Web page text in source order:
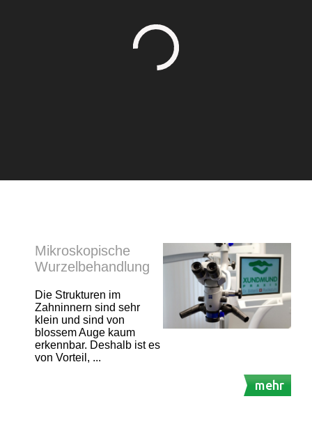
Mikroskopische
Wurzelbehandlung
Die Strukturen im
Zahninnern sind sehr
klein und sind von
blossem Auge kaum
erkennbar. Deshalb ist es
von Vorteil, ...
mehr